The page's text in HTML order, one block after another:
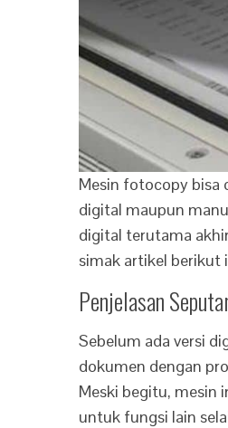
Mesin fotocopy bisa
digital maupun
digital terutama
simak artikel berikut
Penjelasan
Sebelum ada versi
dokumen dengan
Meski begitu, mesin
untuk fungsi lain